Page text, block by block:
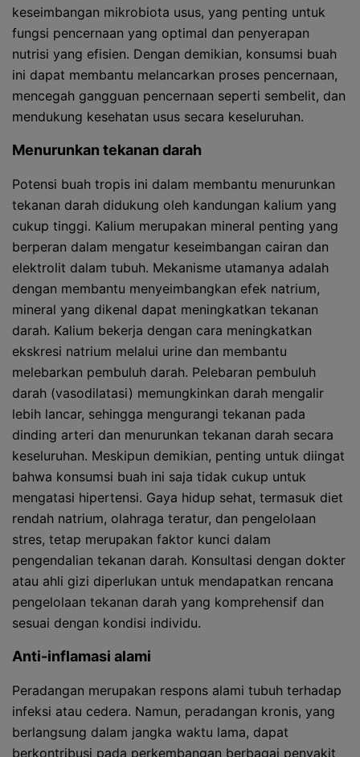
keseimbangan mikrobiota usus, yang penting untuk
fungsi pencernaan yang optimal dan penyerapan
nutrisi yang efisien. Dengan demikian, konsumsi buah
ini dapat membantu melancarkan proses pencernaan,
mencegah gangguan pencernaan seperti sembelit, dan
mendukung kesehatan usus secara keseluruhan.
Menurunkan tekanan darah
Potensi buah tropis ini dalam membantu menurunkan
tekanan darah didukung oleh kandungan kalium yang
cukup tinggi. Kalium merupakan mineral penting yang
berperan dalam mengatur keseimbangan cairan dan
elektrolit dalam tubuh. Mekanisme utamanya adalah
dengan membantu menyeimbangkan efek natrium,
mineral yang dikenal dapat meningkatkan tekanan
darah. Kalium bekerja dengan cara meningkatkan
ekskresi natrium melalui urine dan membantu
melebarkan pembuluh darah. Pelebaran pembuluh
darah (vasodilatasi) memungkinkan darah mengalir
lebih lancar, sehingga mengurangi tekanan pada
dinding arteri dan menurunkan tekanan darah secara
keseluruhan. Meskipun demikian, penting untuk diingat
bahwa konsumsi buah ini saja tidak cukup untuk
mengatasi hipertensi. Gaya hidup sehat, termasuk diet
rendah natrium, olahraga teratur, dan pengelolaan
stres, tetap merupakan faktor kunci dalam
pengendalian tekanan darah. Konsultasi dengan dokter
atau ahli gizi diperlukan untuk mendapatkan rencana
pengelolaan tekanan darah yang komprehensif dan
sesuai dengan kondisi individu.
Anti-inflamasi alami
Peradangan merupakan respons alami tubuh terhadap
infeksi atau cedera. Namun, peradangan kronis, yang
berlangsung dalam jangka waktu lama, dapat
berkontribusi pada perkembangan berbagai penyakit